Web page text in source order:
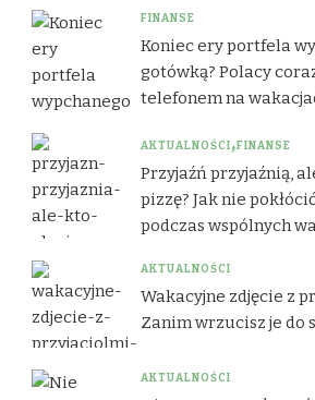
FINANSE
Koniec ery portfela
gotówką? Polacy
telefonem na
AKTUALNOŚCI FINANSE
Przyjaźń przyjaźnią,
pizzę? Jak nie
podczas wspólnych
AKTUALNOŚCI
Wakacyjne zdjęcie z
Zanim wrzucisz je do
AKTUALNOŚCI